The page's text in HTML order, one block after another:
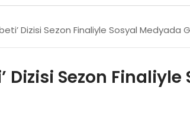
Dizisi Sezon Finaliyle Sosyal Medyada
Dizisi Sezon